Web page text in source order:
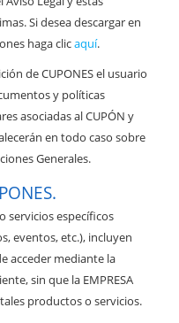
Si desea descargar en
haga clicaquí.
de CUPONES el usuario
y políticas
asociadas al CUPÓN y
en todo caso sobre
Generales.
servicios específicos
eventos, etc.), incluyen
acceder mediante la
sin que la EMPRESA
productos o servicios.